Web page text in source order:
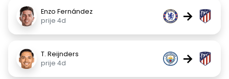
Enzo Fernández
prije 4d
→
T. Reijnders
prije 4d
→